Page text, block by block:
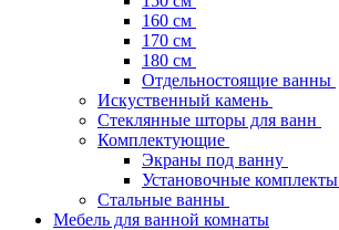
160 см
170 см
180 см
Отдельностоящие ванны
Искуственный камень
Стеклянные шторы для ванн
Комплектующие
Экраны под ванну
Установочные комплекты
Стальные ванны
Мебель для ванной комнаты